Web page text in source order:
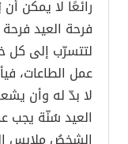
رائعًا لا يمكن
فرحة العيد
لتتسرّب إلى كل
عمل الطاعات،
لا بدّ له وأن
العيد سُنّة يجب